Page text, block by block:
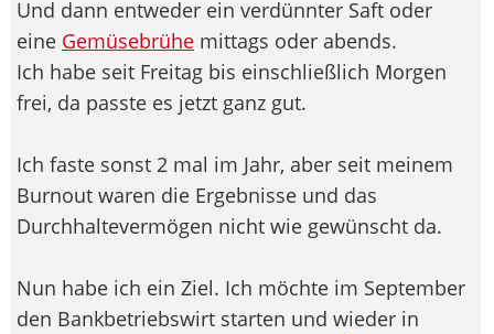
Und dann entweder ein verdünnter Saft oder
eine Gemüsebrühe mittags oder abends.
Ich habe seit Freitag bis einschließlich Morgen
frei, da passte es jetzt ganz gut.
Ich faste sonst 2 mal im Jahr, aber seit meinem
Burnout waren die Ergebnisse und das
Durchhaltevermögen nicht wie gewünscht da.
Nun habe ich ein Ziel. Ich möchte im September
den Bankbetriebswirt starten und wieder in